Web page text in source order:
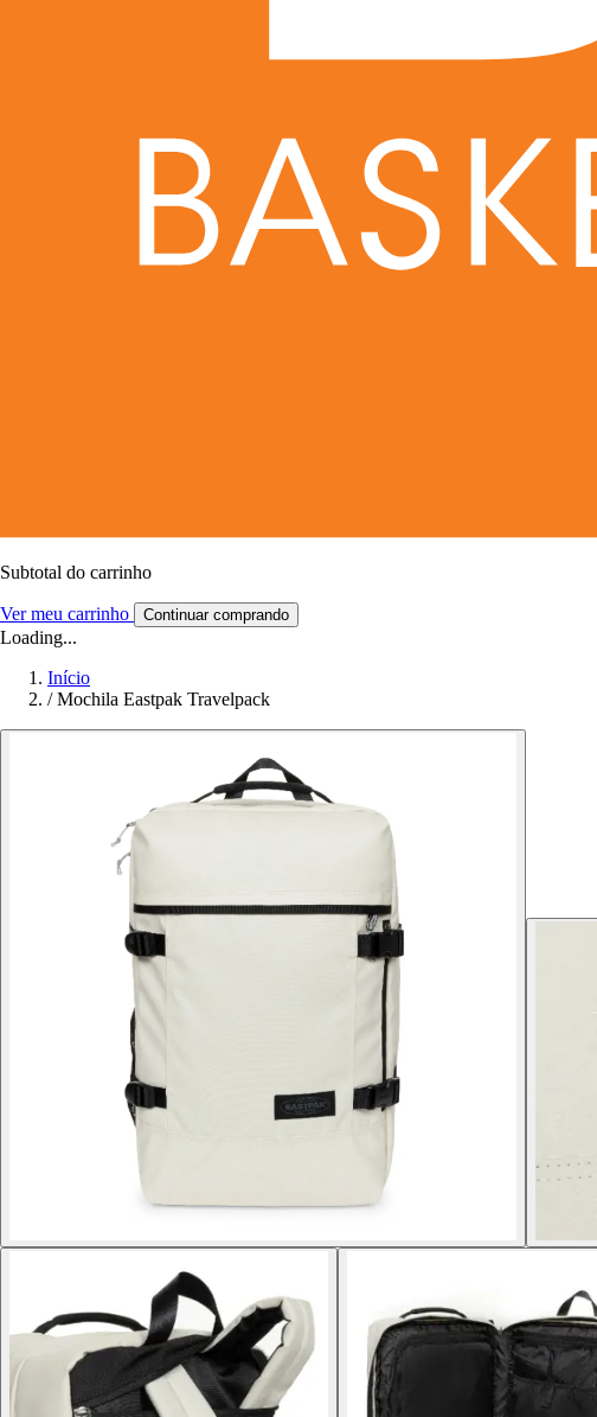
Subtotal do carrinho
Ver meu carrinho Continuar comprando
Loading...
Início
/ Mochila Eastpak Travelpack